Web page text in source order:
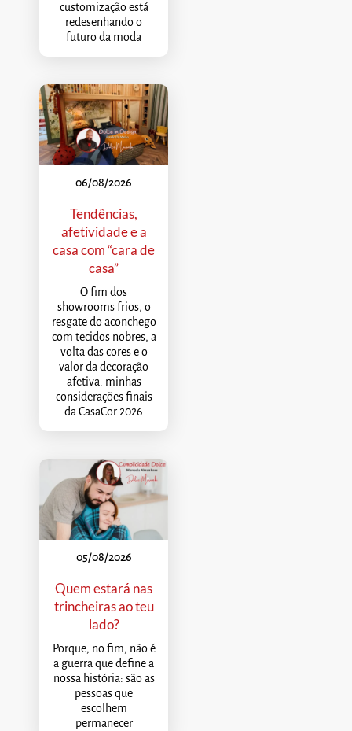
customização está
redesenhando o
futuro da moda
06/08/2026
Tendências,
afetividade e a
casa com “cara de
casa”
O fim dos
showrooms frios, o
resgate do aconchego
com tecidos nobres, a
volta das cores e o
valor da decoração
afetiva: minhas
considerações finais
da CasaCor 2026
05/08/2026
Quem estará nas
trincheiras ao teu
lado?
Porque, no fim, não é
a guerra que define a
nossa história: são as
pessoas que
escolhem
permanecer